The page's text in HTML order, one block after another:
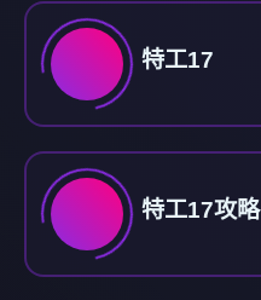
特工17
特工17攻略